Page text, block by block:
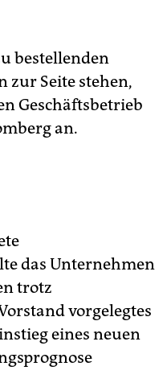
bestellenden
Seite stehen,
Geschäftsbetrieb
an.
das Unternehmen
trotz
vorgelegtes
eines neuen